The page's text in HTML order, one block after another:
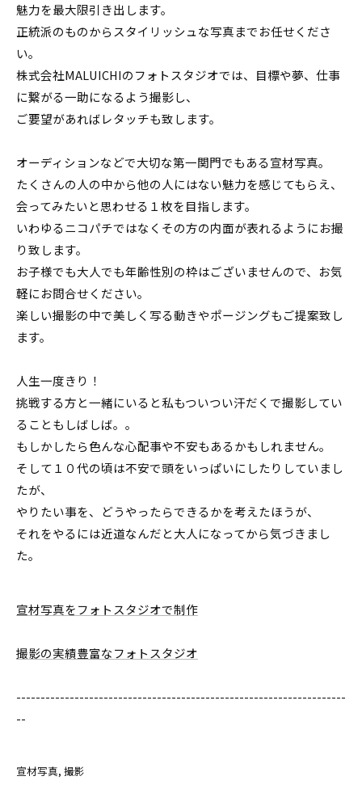
魅力を最大限引き出します。
正統派のものからスタイリッシュな写真までお任せくださ
い。
株式会社MALUICHIのフォトスタジオでは、目標や夢、仕事
に繋がる一助になるよう撮影し、
ご要望があればレタッチも致します。
オーディションなどで大切な第一関門でもある宣材写真。
たくさんの人の中から他の人にはない魅力を感じてもらえ、
会ってみたいと思わせる１枚を目指します。
いわゆるニコパチではなくその方の内面が表れるようにお撮
り致します。
お子様でも大人でも年齢性別の枠はございませんので、お気
軽にお問合せください。
楽しい撮影の中で美しく写る動きやポージングもご提案致し
ます。
人生一度きり！
挑戦する方と一緒にいると私もついつい汗だくで撮影してい
ることもしばしば。。
もしかしたら色んな心配事や不安もあるかもしれません。
そして１０代の頃は不安で頭をいっぱいにしたりしていまし
たが、
やりたい事を、どうやったらできるかを考えたほうが、
それをやるには近道なんだと大人になってから気づきまし
た。
宣材写真をフォトスタジオで制作
撮影の実績豊富なフォトスタジオ
--------------------------------------------------------------------
--
宣材写真 撮影